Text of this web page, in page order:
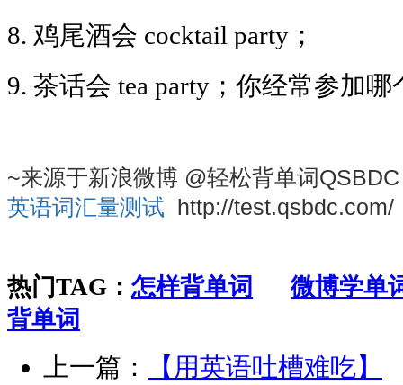
8. 鸡尾酒会 cocktail party；
9. 茶话会 tea party；你经常参加哪
~来源于新浪微博 @轻松背单词QSBDC
英语词汇量测试 http://test.qsbdc.com/
热门TAG： 怎样背单词
微博学单
背单词
上一篇：
【用英语吐槽难吃】